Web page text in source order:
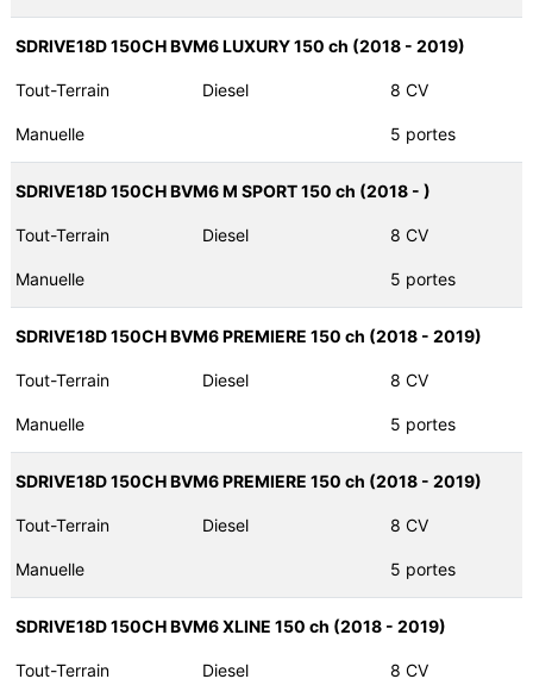
SDRIVE18D 150CH BVM6 LUXURY 150 ch (2018 - 2019)
Tout-Terrain Diesel 8 CV
Manuelle 5 portes
SDRIVE18D 150CH BVM6 M SPORT 150 ch (2018 - )
Tout-Terrain Diesel 8 CV
Manuelle 5 portes
SDRIVE18D 150CH BVM6 PREMIERE 150 ch (2018 - 2019)
Tout-Terrain Diesel 8 CV
Manuelle 5 portes
SDRIVE18D 150CH BVM6 PREMIERE 150 ch (2018 - 2019)
Tout-Terrain Diesel 8 CV
Manuelle 5 portes
SDRIVE18D 150CH BVM6 XLINE 150 ch (2018 - 2019)
Tout-Terrain Diesel 8 CV